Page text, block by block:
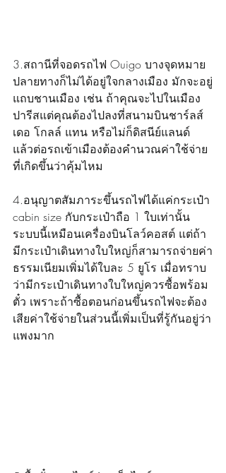
3.สถานีที่จอดรถไฟ Ouigo บางจุดหมาย
ปลายทางก็ไม่ได้อยู่ใจกลางเมือง มักจะอยู่
แถบชานเมือง เช่น ถ้าคุณจะไปในเมือง
ปารีสแต่คุณต้องไปลงที่สนามบินชาร์ลส์
เดอ โกลล์ แทน หรือไม่ก็ดิสนีย์แลนด์
แล้วต่อรถเข้าเมืองต้องคำนวณค่าใช้จ่าย
ที่เกิดขึ้นว่าคุ้มไหม
4.อนุญาตสัมภาระขึ้นรถไฟได้แค่กระเป๋า
cabin size กับกระเป๋าถือ 1 ใบเท่านั้น
ระบบนี้เหมือนเครื่องบินโลว์คอสต์ แต่ถ้า
มีกระเป๋าเดินทางใบใหญ่ก็สามารถจ่ายค่า
ธรรมเนียมเพิ่มได้ใบละ 5 ยูโร เมื่อทราบ
ว่ามีกระเป๋าเดินทางใบใหญ่ควรซื้อพร้อม
ตั๋ว เพราะถ้าซื้อตอนก่อนขึ้นรถไฟจะต้อง
เสียค่าใช้จ่ายในส่วนนี้เพิ่มเป็นที่รู้กันอยู่ว่า
แพงมาก